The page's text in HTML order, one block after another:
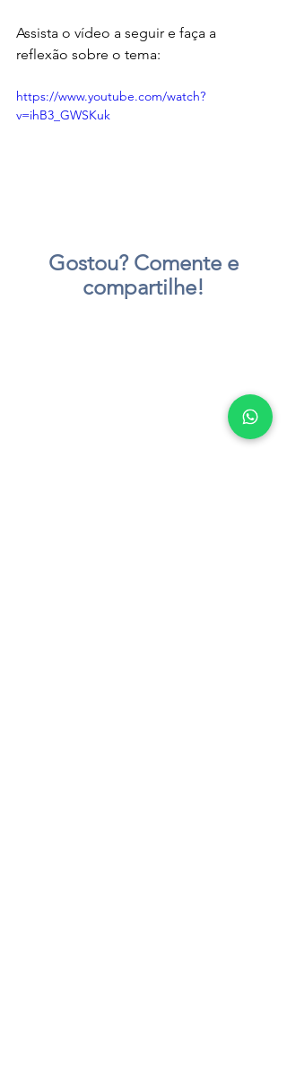
Assista o vídeo a seguir e faça a
reflexão sobre o tema:
https://www.youtube.com/watch?
v=ihB3_GWSKuk
Gostou? Comente e
compartilhe!